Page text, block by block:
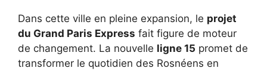
Dans cette ville en pleine expansion, le projet
du Grand Paris Express fait figure de moteur
de changement. La nouvelle ligne 15 promet de
transformer le quotidien des Rosnéens en